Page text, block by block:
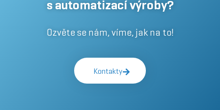
s automatizací výroby?
Ozvěte se nám, víme, jak na to!
Kontakty